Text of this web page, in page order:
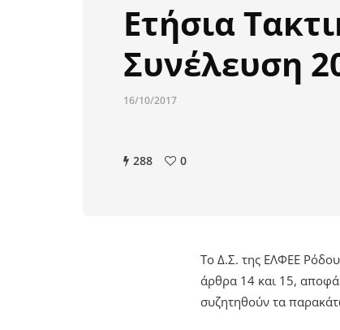
Ετήσια
Συνέλευση
16/10/2017
288 0
Το Δ.Σ. της ΕΛΦΕΕ
άρθρα 14 και 15,
συζητηθούν τα